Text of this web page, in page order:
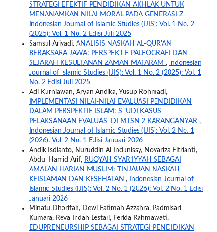
STRATEGI EFEKTIF PENDIDIKAN AKHLAK UNTUK
MENANAMKAN NILAI MORAL PADA GENERASI Z ,
Indonesian Journal of Islamic Studies (IJIS): Vol. 1 No. 2
(2025): Vol. 1 No. 2 Edisi Juli 2025
Samsul Ariyadi, ANALISIS NASKAH AL-QUR'AN
BERAKSARA JAWA: PERSPEKTIF PALEOGRAFI DAN
SEJARAH KESULTANAN ZAMAN MATARAM ,
Indonesian
Journal of Islamic Studies (IJIS): Vol. 1 No. 2 (2025): Vol. 1
No. 2 Edisi Juli 2025
Adi Kurniawan, Aryan Andika, Yusup Rohmadi,
IMPLEMENTASI NILAI-NILAI EVALUASI PENDIDIKAN
DALAM PERSPEKTIF ISLAM: STUDI KASUS
PELAKSANAAN EVALUASI DI MTSN 2 KARANGANYAR ,
Indonesian Journal of Islamic Studies (IJIS): Vol. 2 No. 1
(2026): Vol. 2 No. 1 Edisi Januari 2026
Andik Isdianto, Nuruddin Al Indunissy, Novariza Fitrianti,
Abdul Hamid Arif, RUQYAH SYAR’IYYAH SEBAGAI
AMALAN HARIAN MUSLIM: TINJAUAN NASKAH
KEISLAMAN DAN KESEHATAN ,
Indonesian Journal of
Islamic Studies (IJIS): Vol. 2 No. 1 (2026): Vol. 2 No. 1 Edisi
Januari 2026
Minatu Dhorifah, Dewi Fatimah Azzahra, Padmisari
Kumara, Reva Indah Lestari, Ferida Rahmawati,
EDUPRENEURSHIP SEBAGAI STRATEGI PENDIDIKAN